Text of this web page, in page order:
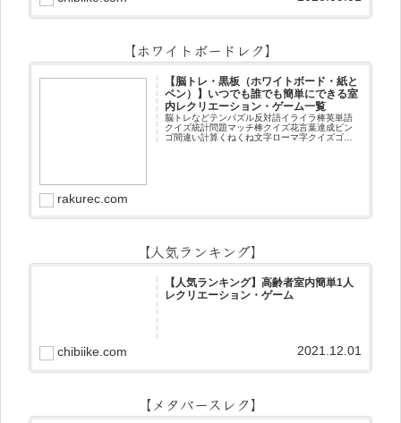
【ホワイトボードレク】
【脳トレ・黒板（ホワイトボード・紙と
ペン）】いつでも誰でも簡単にできる室
内レクリエーション・ゲーム一覧
脳トレなどテンパズル反対語イライラ棒英単語
クイズ統計問題マッチ棒クイズ花言葉達成ビン
ゴ間違い計算くねくね文字ローマ字クイズゴロ
rakurec.com
【人気ランキング】
【人気ランキング】高齢者室内簡単1人
レクリエーション・ゲーム
chibiike.com 2021.12.01
【メタバースレク】